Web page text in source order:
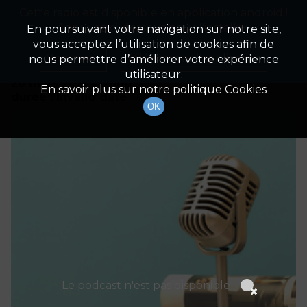
Détails De L'épisode
20 mars 2021
à 7h00
durée : Invalid date
En poursuivant votre navigation sur notre site,
vous acceptez l’utilisation de cookies afin de
nous permettre d’améliorer votre expérience
utilisateur.
En savoir plus sur notre politique Cookies
OK
Appuyez ci-dessous pour l'installer.
Non merci Télécharger l'application
Le podcast n'est pas disponible